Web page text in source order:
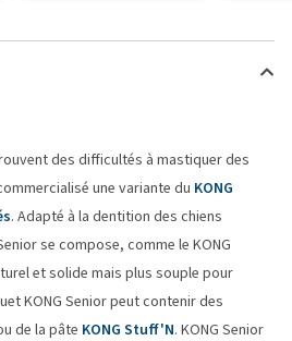
des difficultés à mastiquer des
une variante du KONG
. Adapté à la dentition des chiens
se compose, comme le KONG
et solide mais plus souple pour
KONG Senior peut contenir des
de la pâte KONG Stuff'N. KONG Senior